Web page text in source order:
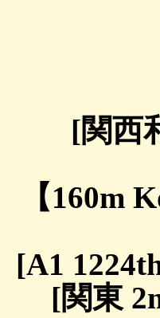
[関西
【160m
[A1
[関東